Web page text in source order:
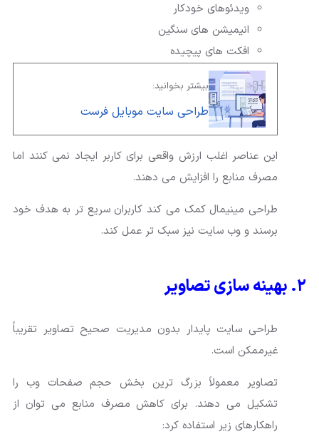
ویدئوهای خودکار
انیمیشن های سنگین
افکت های پیچیده
بیشتر بخوانید:
طراحی سایت موبایل فرست
این عناصر اغلب ارزش واقعی برای کاربر ایجاد نمی کنند اما
مصرف منابع را افزایش می دهند.
طراحی مینیمال کمک می کند کاربران سریع تر به هدف خود
برسند و وب سایت نیز سبک تر عمل کند.
۲. بهینه سازی تصاویر
طراحی سایت پایدار بدون مدیریت صحیح تصاویر تقریباً
غیرممکن است.
تصاویر معمولاً بزرگ ترین بخش حجم صفحات وب را
تشکیل می دهند. برای کاهش مصرف منابع می توان از
راهکارهای زیر استفاده کرد: